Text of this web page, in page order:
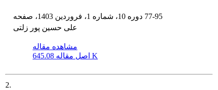
77-95
علی حسین پور زلتی
مشاهده مقاله
اصل مقاله 645.08 K
2.